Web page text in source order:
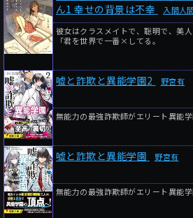
ん1 幸せの背景は不幸
入間人
彼女はクラスメイトで、聡明で、美人
「君を世界で一番×してる。
嘘と詐欺と異能学園2 野宮有
無能力の最強詐欺師がエリート異能学
嘘と詐欺と異能学園 野宮有
無能力の最強詐欺師がエリート異能学